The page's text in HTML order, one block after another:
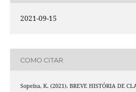
2021-09-15
COMO CITAR
Sopelsa, K. (2021). BREVE HISTÓRIA DE